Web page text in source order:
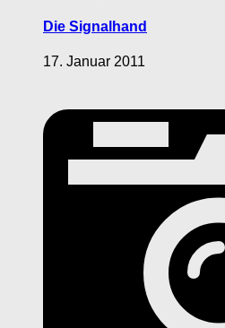
Die Signalhand
17. Januar 2011